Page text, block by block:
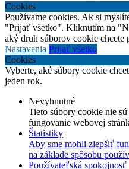
Cookies
Používame cookies. Ak si
"Prijať všetko". Kliknutím na
aký druh súborov cookie chcete
Nastavenia Prijať všetko
Cookies
Vyberte, aké súbory cookie
jeden rok.
Nevyhnutné
Tieto súbory cookie nie
fungovanie webovej
Štatistiky
Aby sme mohli zlepšiť
na základe spôsobu
Používateľská spokojnosť